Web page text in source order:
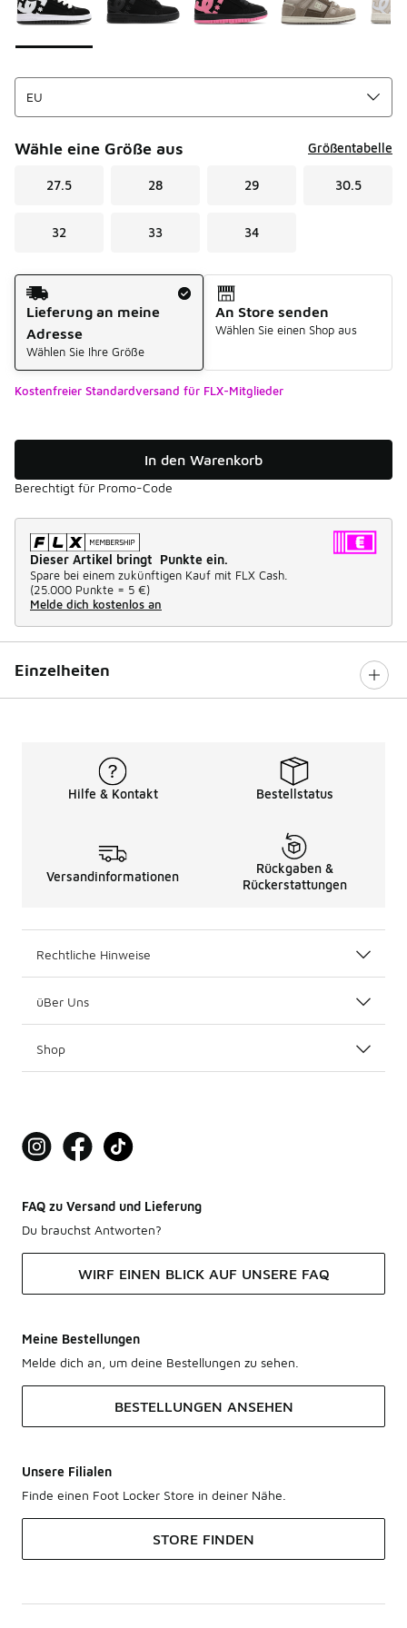
Wähle eine Größe aus Größentabelle
27.5 28 29 30.5
32 33 34
Versandart
Lieferung an meine
Adresse
Wählen Sie Ihre Größe
An Store senden
Wählen Sie einen Shop aus
Kostenfreier Standardversand für FLX-Mitglieder
In den Warenkorb
Berechtigt für Promo-Code
Dieser Artikel bringt Punkte ein.
Spare bei einem zukünftigen Kauf mit FLX Cash.
(25.000 Punkte = 5 €)
Melde dich kostenlos an
Einzelheiten
Hilfe & Kontakt Bestellstatus
Versandinformationen
Rückgaben &
Rückerstattungen
Rechtliche Hinweise
üBer Uns
Shop
FAQ zu Versand und Lieferung
Du brauchst Antworten?
WIRF EINEN BLICK AUF UNSERE FAQ
Meine Bestellungen
Melde dich an, um deine Bestellungen zu sehen.
BESTELLUNGEN ANSEHEN
Unsere Filialen
Finde einen Foot Locker Store in deiner Nähe.
STORE FINDEN